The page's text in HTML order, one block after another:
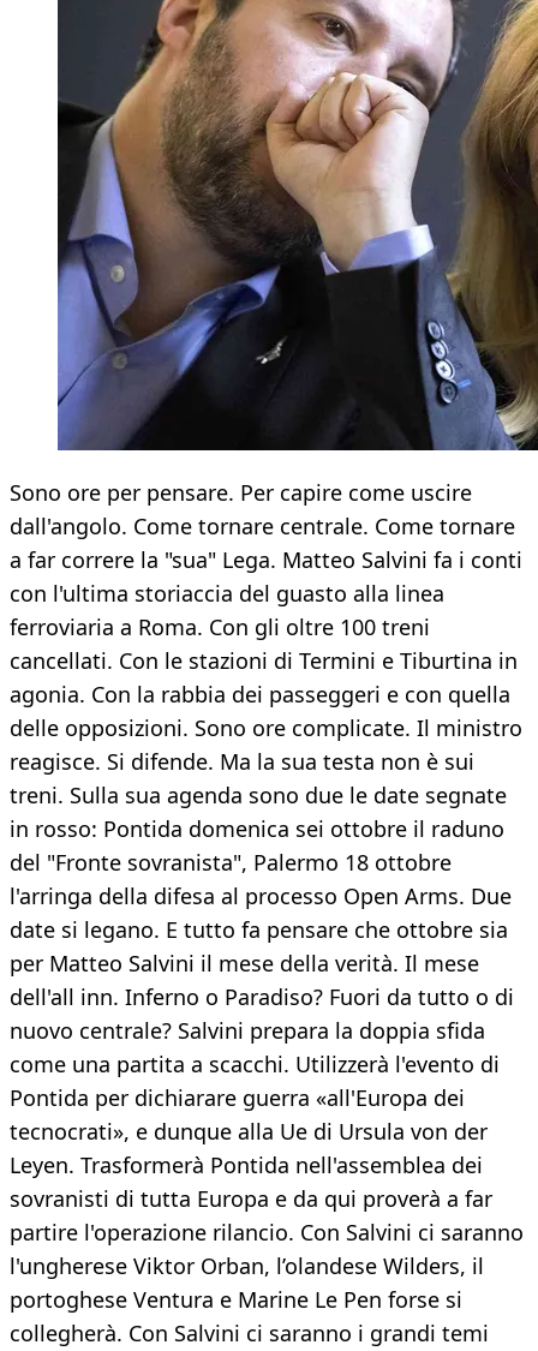
Sono ore per pensare. Per capire come uscire
dall'angolo. Come tornare centrale. Come tornare
a far correre la "sua" Lega. Matteo Salvini fa i conti
con l'ultima storiaccia del guasto alla linea
ferroviaria a Roma. Con gli oltre 100 treni
cancellati. Con le stazioni di Termini e Tiburtina in
agonia. Con la rabbia dei passeggeri e con quella
delle opposizioni. Sono ore complicate. Il ministro
reagisce. Si difende. Ma la sua testa non è sui
treni. Sulla sua agenda sono due le date segnate
in rosso: Pontida domenica sei ottobre il raduno
del "Fronte sovranista", Palermo 18 ottobre
l'arringa della difesa al processo Open Arms. Due
date si legano. E tutto fa pensare che ottobre sia
per Matteo Salvini il mese della verità. Il mese
dell'all inn. Inferno o Paradiso? Fuori da tutto o di
nuovo centrale? Salvini prepara la doppia sfida
come una partita a scacchi. Utilizzerà l'evento di
Pontida per dichiarare guerra «all'Europa dei
tecnocrati», e dunque alla Ue di Ursula von der
Leyen. Trasformerà Pontida nell'assemblea dei
sovranisti di tutta Europa e da qui proverà a far
partire l'operazione rilancio. Con Salvini ci saranno
l'ungherese Viktor Orban, l’olandese Wilders, il
portoghese Ventura e Marine Le Pen forse si
collegherà. Con Salvini ci saranno i grandi temi